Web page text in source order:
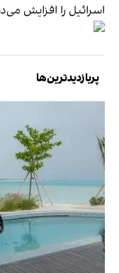
اسرائیل را افزایش
پربازدیدترین‌ها